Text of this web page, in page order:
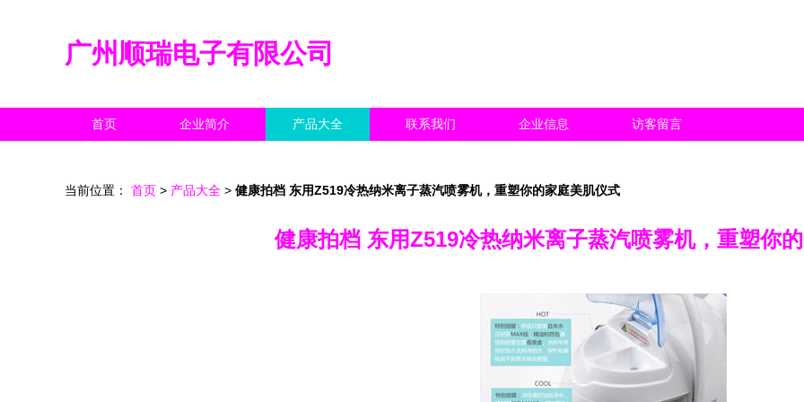
广州顺瑞电子有限公司
首页 企业简介 产品大全 联系我们 企业信息 访客留言
当前位置： 首页 > 产品大全 > 健康拍档 东用Z519冷热纳米离子蒸汽喷雾机，重塑你的家庭美肌仪式
健康拍档 东用Z519冷热纳米离子蒸汽喷雾机，重塑你